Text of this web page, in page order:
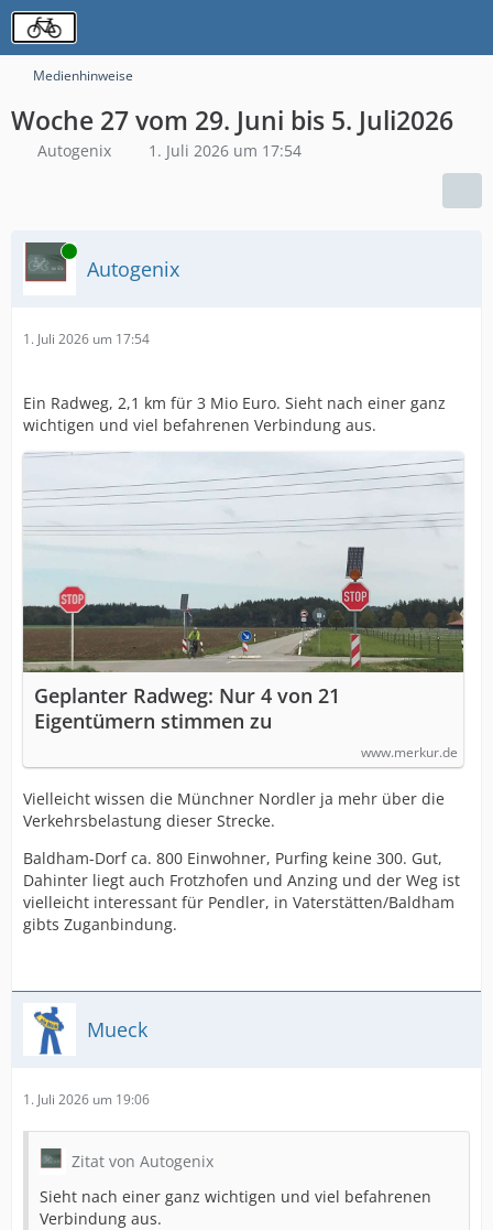
Medienhinweise
Woche 27 vom 29. Juni bis 5. Juli2026
Autogenix 1. Juli 2026 um 17:54
Online
Autogenix
1. Juli 2026 um 17:54
Ein Radweg, 2,1 km für 3 Mio Euro. Sieht nach einer ganz
wichtigen und viel befahrenen Verbindung aus.
Geplanter Radweg: Nur 4 von 21
Eigentümern stimmen zu
www.merkur.de
Vielleicht wissen die Münchner Nordler ja mehr über die
Verkehrsbelastung dieser Strecke.
Baldham-Dorf ca. 800 Einwohner, Purfing keine 300. Gut,
Dahinter liegt auch Frotzhofen und Anzing und der Weg ist
vielleicht interessant für Pendler, in Vaterstätten/Baldham
gibts Zuganbindung.
Mueck
1. Juli 2026 um 19:06
Zitat von Autogenix
Sieht nach einer ganz wichtigen und viel befahrenen
Verbindung aus.